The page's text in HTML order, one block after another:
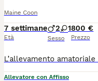
Maine Coon
7 settimane
Età
2 1
Sesso
800 €
Prezzo
Allevatore con Affisso